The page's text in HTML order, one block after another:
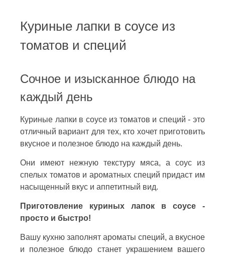
Куриные лапки в соусе из
томатов и специй
Сочное и изысканное блюдо на
каждый день
Куриные лапки в соусе из томатов и специй - это
отличный вариант для тех, кто хочет приготовить
вкусное и полезное блюдо на каждый день.
Они имеют нежную текстуру мяса, а соус из
спелых томатов и ароматных специй придаст им
насыщенный вкус и аппетитный вид.
Приготовление куриных лапок в соусе -
просто и быстро!
Вашу кухню заполнят ароматы специй, а вкусное
и полезное блюдо станет украшением вашего